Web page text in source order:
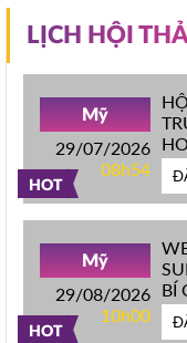
LỊCH HỘI
HOT
Mỹ
29/07/2026
08h54
HOT
Mỹ
29/08/2026
10h00
BÍ